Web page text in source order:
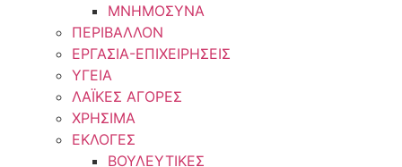
ΜΝΗΜΟΣΥΝΑ
ΠΕΡΙΒΑΛΛΟΝ
ΕΡΓΑΣΙΑ-ΕΠΙΧΕΙΡΗΣΕΙΣ
ΥΓΕΙΑ
ΛΑΪΚΕΣ ΑΓΟΡΕΣ
ΧΡΗΣΙΜΑ
ΕΚΛΟΓΕΣ
ΒΟΥΛΕΥΤΙΚΕΣ